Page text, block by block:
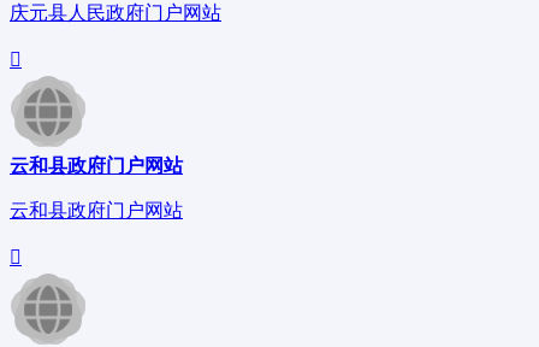
庆元县人民政府门户网站
云和县政府门户网站
云和县政府门户网站